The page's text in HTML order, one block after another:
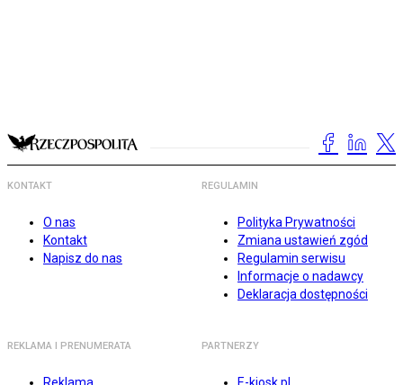
KONTAKT
O nas
Kontakt
Napisz do nas
REGULAMIN
Polityka Prywatności
Zmiana ustawień zgód
Regulamin serwisu
Informacje o nadawcy
Deklaracja dostępności
REKLAMA I PRENUMERATA PARTNERZY